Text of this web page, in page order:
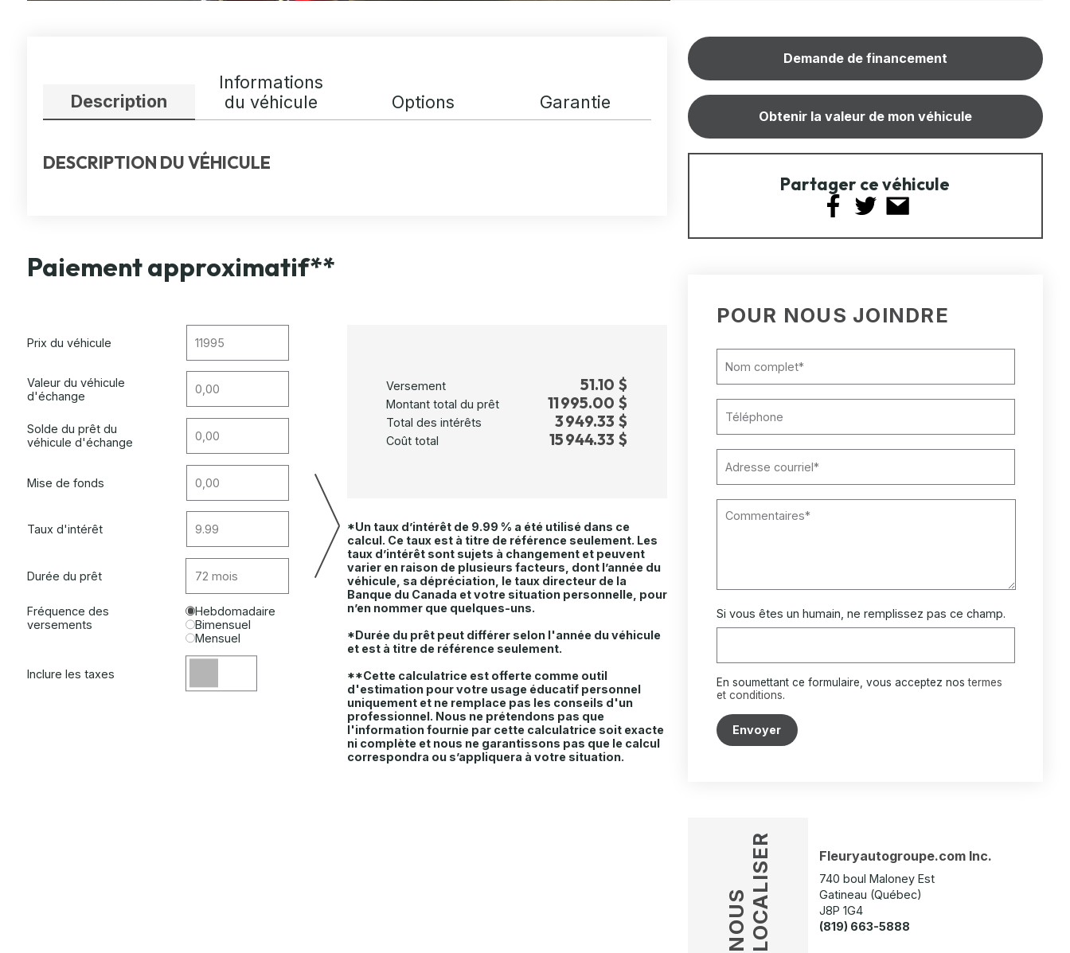
Description
Informations
du véhicule
Options Garantie
DESCRIPTION DU VÉHICULE
Paiement approximatif**
Prix du véhicule
Valeur du véhicule
d'échange
Solde du prêt du
véhicule d'échange
Mise de fonds
Taux d'intérêt
Durée du prêt
Fréquence des
versements
Hebdomadaire
Bimensuel
Mensuel
Inclure les taxes
Versement 51.10 $
Montant total du prêt 11 995.00 $
Total des intérêts 3 949.33 $
Coût total 15 944.33 $
Demande de financement
Obtenir la valeur de mon véhicule
Partager ce véhicule
POUR NOUS JOINDRE
Si vous êtes un humain, ne remplissez pas ce champ.
En soumettant ce formulaire, vous acceptez nostermes
et conditions.
Envoyer
NOUSLOCALISER Fleuryautogroupe.com Inc.
740 boul Maloney Est
Gatineau (Québec)
J8P 1G4
(819) 663-5888